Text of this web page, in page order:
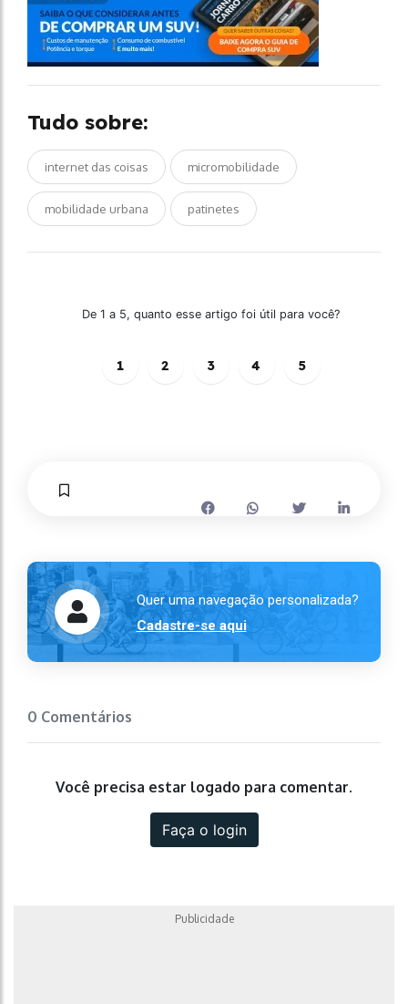
Tudo sobre:
internet das coisas micromobilidade
mobilidade urbana patinetes
De 1 a 5, quanto esse artigo foi útil para você?
1 2 3 4 5
Quer uma navegação personalizada?
Cadastre-se aqui
0 Comentários
Você precisa estar logado para comentar.
Faça o login
Publicidade